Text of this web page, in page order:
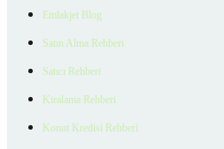
Emlakjet Blog
Satın Alma Rehberi
Satıcı Rehberi
Kiralama Rehberi
Konut Kredisi Rehberi